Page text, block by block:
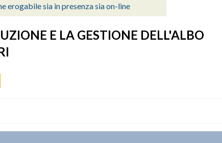
erogabile sia in presenza sia on-line
E LA GESTIONE DELL'ALBO